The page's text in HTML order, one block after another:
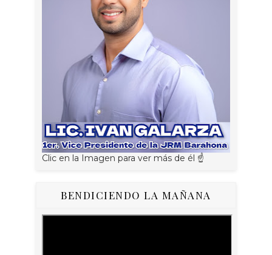
Clic en la Imagen para ver más de él ☝
BENDICIENDO LA MAÑANA